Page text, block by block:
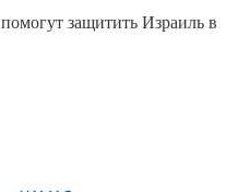
защитить Израиль в